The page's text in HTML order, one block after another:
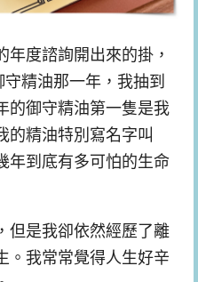
度諮詢開出來的掛，
精油那一年，我抽到
的御守精油第一隻是我
的精油特別寫名字叫
年到底有多可怕的生命
但是我卻依然經歷了離
。我常常覺得人生好辛